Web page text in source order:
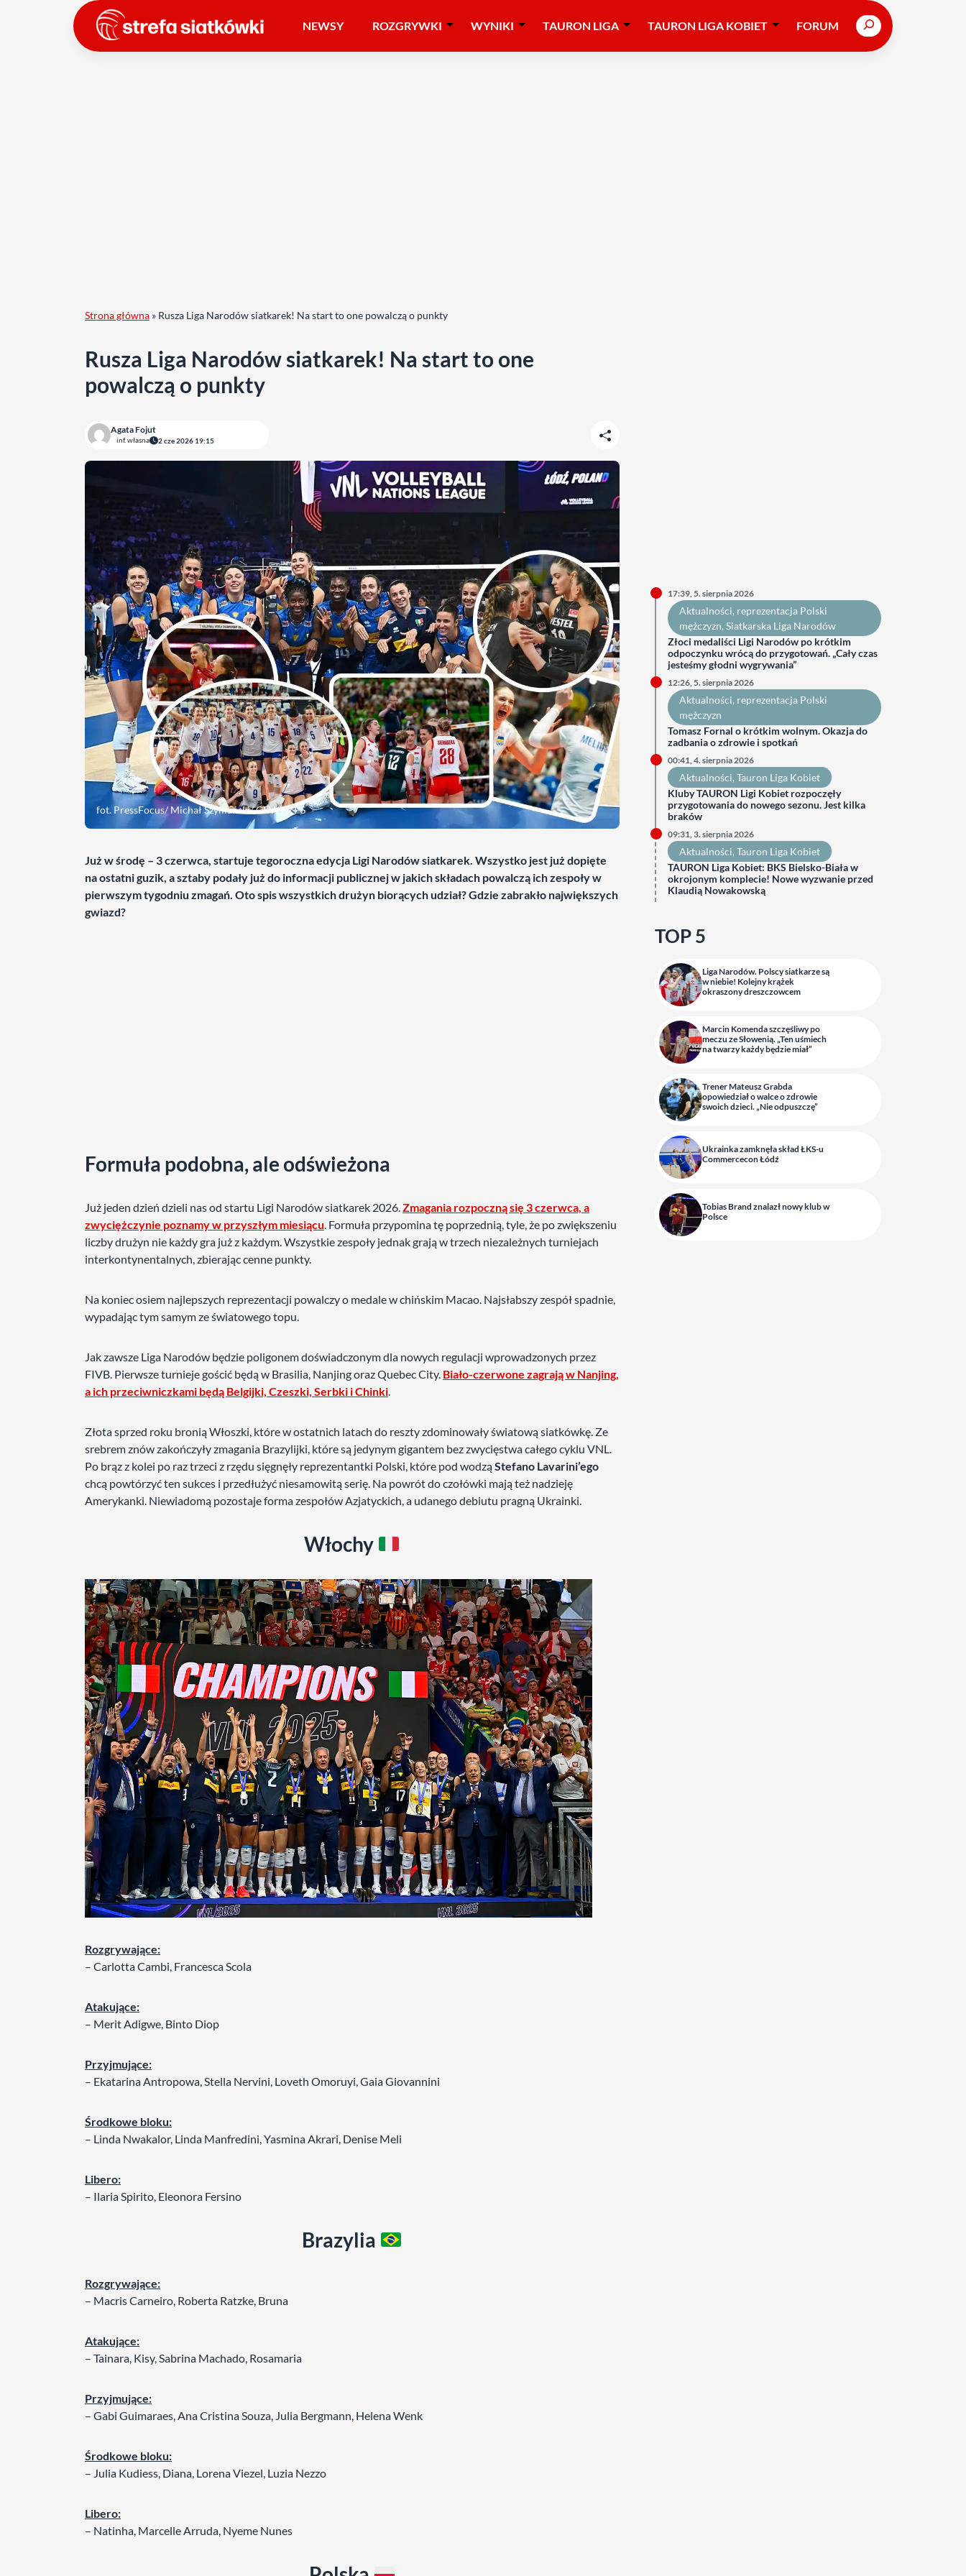
NEWSY ROZGRYWKI WYNIKI TAURON LIGA TAURON LIGA KOBIET FORUM Search
Strona główna » Rusza Liga Narodów siatkarek! Na start to one powalczą o punkty
Rusza Liga Narodów siatkarek! Na start to one
powalczą o punkty
Agata Fojut
inf. własna 2 cze 2026 19:15
fot. PressFocus/ Michał Szymański/ CEV/ PZPS
Już w środę – 3 czerwca, startuje tegoroczna edycja Ligi Narodów siatkarek. Wszystko jest już dopięte
na ostatni guzik, a sztaby podały już do informacji publicznej w jakich składach powalczą ich zespoły w
pierwszym tygodniu zmagań. Oto spis wszystkich drużyn biorących udział? Gdzie zabrakło największych
gwiazd?
Formuła podobna, ale odświeżona
Już jeden dzień dzieli nas od startu Ligi Narodów siatkarek 2026.Zmagania rozpoczną się 3 czerwca, a
zwyciężczynie poznamy w przyszłym miesiącu. Formuła przypomina tę poprzednią, tyle, że po zwiększeniu
liczby drużyn nie każdy gra już z każdym. Wszystkie zespoły jednak grają w trzech niezależnych turniejach
interkontynentalnych, zbierając cenne punkty.
Na koniec osiem najlepszych reprezentacji powalczy o medale w chińskim Macao. Najsłabszy zespół spadnie,
wypadając tym samym ze światowego topu.
Jak zawsze Liga Narodów będzie poligonem doświadczonym dla nowych regulacji wprowadzonych przez
FIVB. Pierwsze turnieje gościć będą w Brasilia, Nanjing oraz Quebec City. Biało-czerwone zagrają w Nanjing,
a ich przeciwniczkami będą Belgijki, Czeszki, Serbki i Chinki.
Złota sprzed roku bronią Włoszki, które w ostatnich latach do reszty zdominowały światową siatkówkę. Ze
srebrem znów zakończyły zmagania Brazylijki, które są jedynym gigantem bez zwycięstwa całego cyklu VNL.
Po brąz z kolei po raz trzeci z rzędu sięgnęły reprezentantki Polski, które pod wodząStefano Lavarini’ego
chcą powtórzyć ten sukces i przedłużyć niesamowitą serię. Na powrót do czołówki mają też nadzieję
Amerykanki. Niewiadomą pozostaje forma zespołów Azjatyckich, a udanego debiutu pragną Ukrainki.
Włochy
Rozgrywające:
– Carlotta Cambi, Francesca Scola
Atakujące:
– Merit Adigwe, Binto Diop
Przyjmujące:
– Ekatarina Antropowa, Stella Nervini, Loveth Omoruyi, Gaia Giovannini
Środkowe bloku:
– Linda Nwakalor, Linda Manfredini, Yasmina Akrari, Denise Meli
Libero:
– Ilaria Spirito, Eleonora Fersino
Brazylia
Rozgrywające:
– Macris Carneiro, Roberta Ratzke, Bruna
Atakujące:
– Tainara, Kisy, Sabrina Machado, Rosamaria
Przyjmujące:
– Gabi Guimaraes, Ana Cristina Souza, Julia Bergmann, Helena Wenk
Środkowe bloku:
– Julia Kudiess, Diana, Lorena Viezel, Luzia Nezzo
Libero:
– Natinha, Marcelle Arruda, Nyeme Nunes
17:39, 5. sierpnia 2026
Aktualności, reprezentacja Polski
mężczyzn, Siatkarska Liga Narodów
Złoci medaliści Ligi Narodów po krótkim
odpoczynku wrócą do przygotowań. „Cały czas
jesteśmy głodni wygrywania”
12:26, 5. sierpnia 2026
Aktualności, reprezentacja Polski
mężczyzn
Tomasz Fornal o krótkim wolnym. Okazja do
zadbania o zdrowie i spotkań
00:41, 4. sierpnia 2026
Aktualności, Tauron Liga Kobiet
Kluby TAURON Ligi Kobiet rozpoczęły
przygotowania do nowego sezonu. Jest kilka
braków
09:31, 3. sierpnia 2026
Aktualności, Tauron Liga Kobiet
TAURON Liga Kobiet: BKS Bielsko-Biała w
okrojonym komplecie! Nowe wyzwanie przed
Klaudią Nowakowską
TOP 5
Liga Narodów. Polscy siatkarze są
w niebie! Kolejny krążek
okraszony dreszczowcem
Marcin Komenda szczęśliwy po
meczu ze Słowenią. „Ten uśmiech
na twarzy każdy będzie miał”
Trener Mateusz Grabda
opowiedział o walce o zdrowie
swoich dzieci. „Nie odpuszczę”
Ukrainka zamknęła skład ŁKS-u
Commercecon Łódź
Tobias Brand znalazł nowy klub w
Polsce